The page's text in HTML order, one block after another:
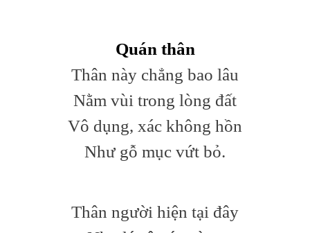
Quán thân
Thân này chẳng bao lâu
Nằm vùi trong lòng đất
Vô dụng, xác không hồn
Như gỗ mục vứt bỏ.
Thân người hiện tại đây